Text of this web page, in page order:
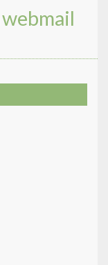
webmail